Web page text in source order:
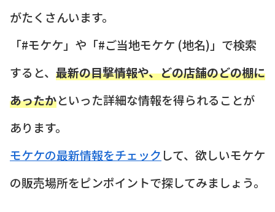
がたくさんいます。
「#モケケ」や「#ご当地モケケ (地名)」で検索
すると、 最新の目撃情報や、どの店舗のどの棚に
あったかといった詳細な情報を得られることが
あります。
モケケの最新情報をチェック して、欲しいモケケ
の販売場所をピンポイントで探してみましょう。